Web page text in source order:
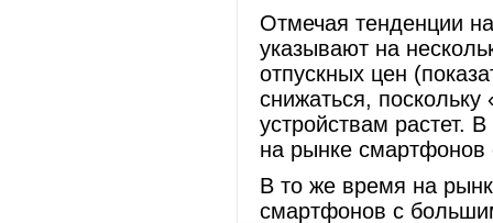
Отмечая тенденции
указывают на
отпускных цен
снижаться,
устройствам растет.
на рынке смартфонов
В то же время на
смартфонов с